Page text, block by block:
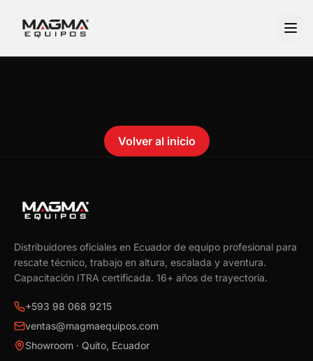
Volver al inicio
Distribuidores oficiales en Ecuador de equipo profesional para
rescate técnico, trabajo en altura, escalada y aventura.
Capacitación ITRA certificada. 16+ años de trayectoria.
+593 98 068 9215
ventas@magmaequipos.com
Showroom · Quito, Ecuador